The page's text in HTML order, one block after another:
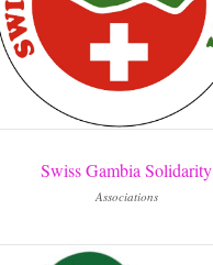
Swiss Gambia Solidarity
Associations